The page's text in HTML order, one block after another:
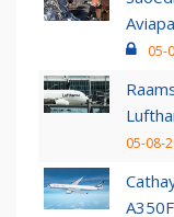
05-
05-08-